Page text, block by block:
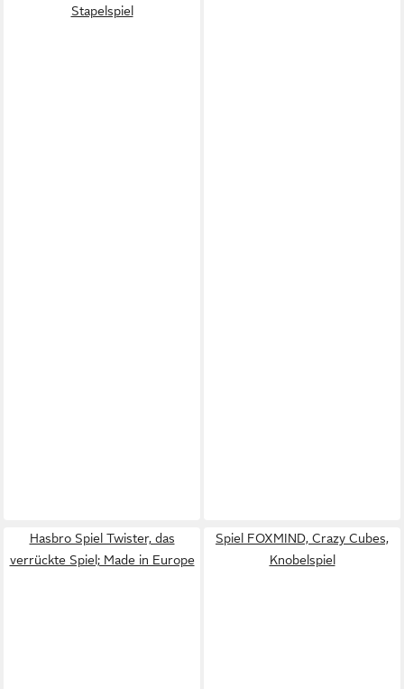
Stapelspiel
Hasbro Spiel Twister, das
verrückte Spiel; Made in Europe
Spiel FOXMIND, Crazy Cubes,
Knobelspiel